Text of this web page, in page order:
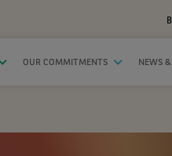
OUR COMMITMENTS NEWS